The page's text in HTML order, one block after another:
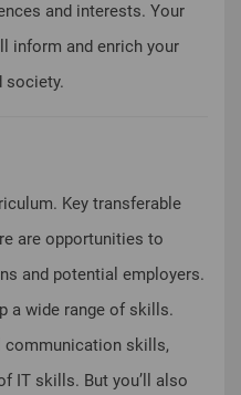
and interests. Your
inform and enrich your
society.
Key transferable
are opportunities to
and potential employers.
a wide range of skills.
communication skills,
IT skills. But you’ll also